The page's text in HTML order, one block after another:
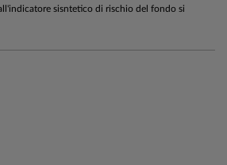
sisntetico di rischio del fondo si